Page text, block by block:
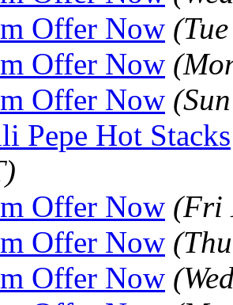
Offer Now
Offer Now
Offer Now
Pepe Hot Stacks
Offer Now (Fri
Offer Now
Offer Now